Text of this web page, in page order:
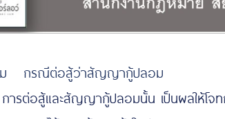
กรณีต่อสู้ว่าสัญญากู้ปลอม
ะสัญญากู้ปลอมนั้น เป็นผลให้โจทก์มีภ